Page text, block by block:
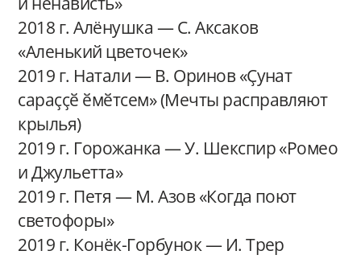
2018 г. Алёнушка — С. Аксаков
«Аленький цветочек»
2019 г. Натали — В. Оринов «Ҫунат
сараҫҫӗ ӗмӗтсем» (Мечты расправляют
крылья)
2019 г. Горожанка — У. Шекспир «Ромео
и Джульетта»
2019 г. Петя — М. Азов «Когда поют
светофоры»
2019 г. Конёк-Горбунок — И. Трер